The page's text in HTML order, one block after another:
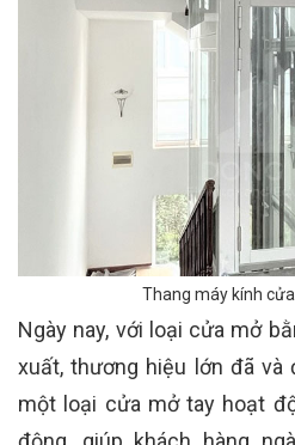
Thang máy kính
Ngày nay, với loại cửa mở
xuất, thương hiệu lớn đã và
một loại cửa mở tay hoạt